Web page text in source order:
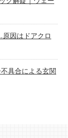
原因はドアクロ
具合による玄関